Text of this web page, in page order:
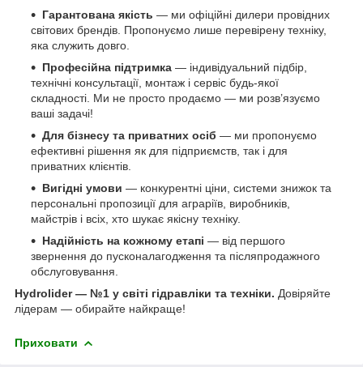
Гарантована якість — ми офіційні дилери провідних
світових брендів. Пропонуємо лише перевірену техніку,
яка служить довго.
Професійна підтримка — індивідуальний підбір,
технічні консультації, монтаж і сервіс будь-якої
складності. Ми не просто продаємо — ми розв’язуємо
ваші задачі!
Для бізнесу та приватних осіб — ми пропонуємо
ефективні рішення як для підприємств, так і для
приватних клієнтів.
Вигідні умови — конкурентні ціни, системи знижок та
персональні пропозиції для аграріїв, виробників,
майстрів і всіх, хто шукає якісну техніку.
Надійність на кожному етапі — від першого
звернення до пусконалагодження та післяпродажного
обслуговування.
Hydrolider — №1 у світі гідравліки та техніки. Довіряйте
лідерам — обирайте найкраще!
Приховати